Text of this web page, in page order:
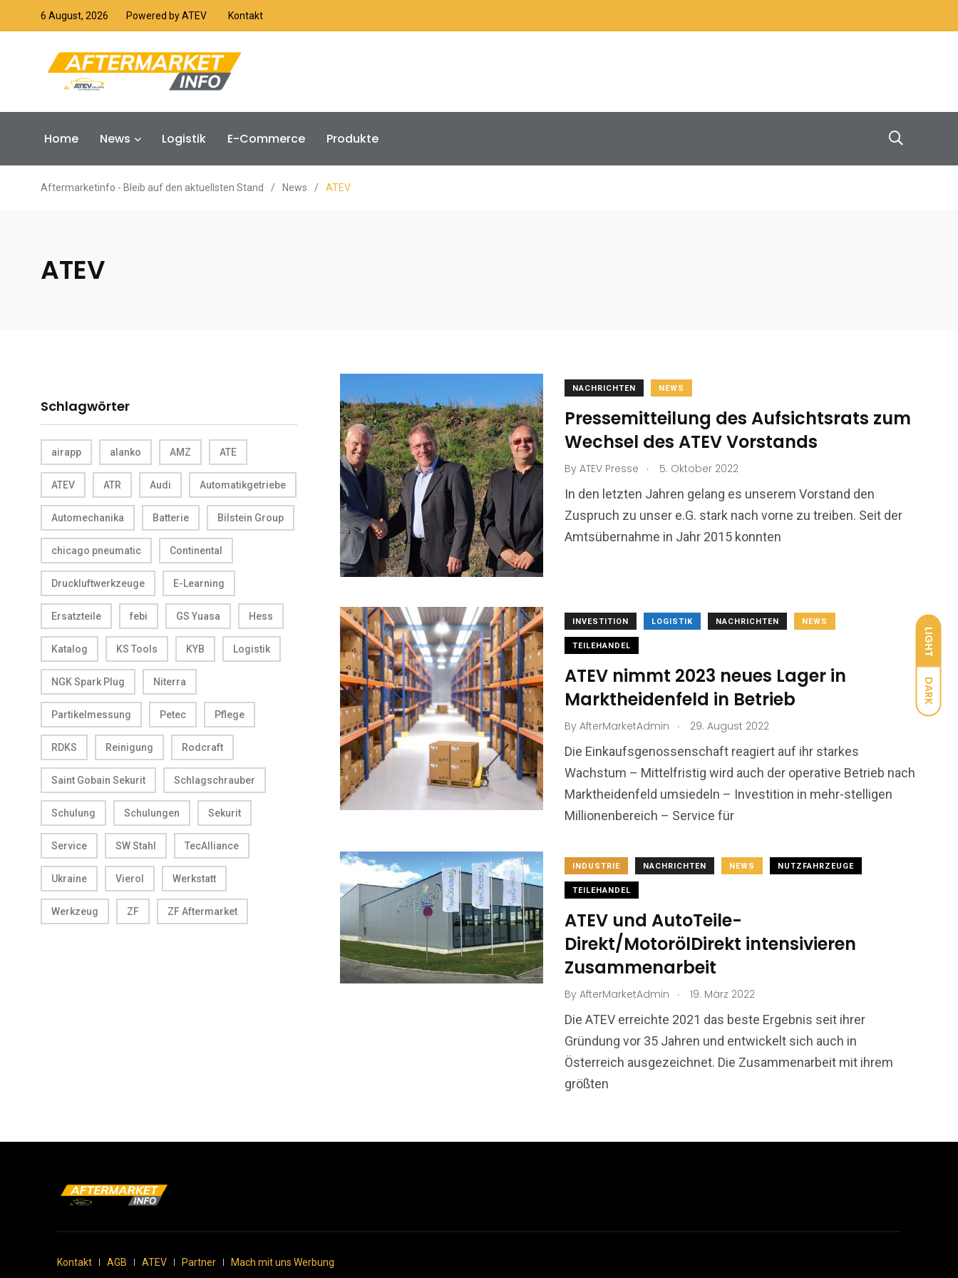
LIGHT
DARK
6 August, 2026 Powered by ATEV Kontakt
Home News Logistik E-Commerce Produkte
Aftermarketinfo - Bleib auf den aktuellsten Stand / News / ATEV
ATEV
Schlagwörter
airapp alanko AMZ ATE
ATEV ATR Audi Automatikgetriebe
Automechanika Batterie Bilstein Group
chicago pneumatic Continental
Druckluftwerkzeuge E-Learning
Ersatzteile febi GS Yuasa Hess
Katalog KS Tools KYB Logistik
NGK Spark Plug Niterra
Partikelmessung Petec Pflege
RDKS Reinigung Rodcraft
Saint Gobain Sekurit Schlagschrauber
Schulung Schulungen Sekurit
Service SW Stahl TecAlliance
Ukraine Vierol Werkstatt
Werkzeug ZF ZF Aftermarket
NACHRICHTEN NEWS
Pressemitteilung des Aufsichtsrats zum
Wechsel des ATEV Vorstands
By ATEV Presse . 5. Oktober 2022
In den letzten Jahren gelang es unserem Vorstand den
Zuspruch zu unser e.G. stark nach vorne zu treiben. Seit der
Amtsübernahme in Jahr 2015 konnten
INVESTITION LOGISTIK NACHRICHTEN NEWS
TEILEHANDEL
ATEV nimmt 2023 neues Lager in
Marktheidenfeld in Betrieb
By AfterMarketAdmin . 29. August 2022
Die Einkaufsgenossenschaft reagiert auf ihr starkes
Wachstum – Mittelfristig wird auch der operative Betrieb nach
Marktheidenfeld umsiedeln – Investition in mehr-stelligen
Millionenbereich – Service für
INDUSTRIE NACHRICHTEN NEWS NUTZFAHRZEUGE
TEILEHANDEL
ATEV und AutoTeile-
Direkt/MotorölDirekt intensivieren
Zusammenarbeit
By AfterMarketAdmin . 19. März 2022
Die ATEV erreichte 2021 das beste Ergebnis seit ihrer
Gründung vor 35 Jahren und entwickelt sich auch in
Österreich ausgezeichnet. Die Zusammenarbeit mit ihrem
größten
Kontakt AGB ATEV Partner
Mach mit uns Werbung